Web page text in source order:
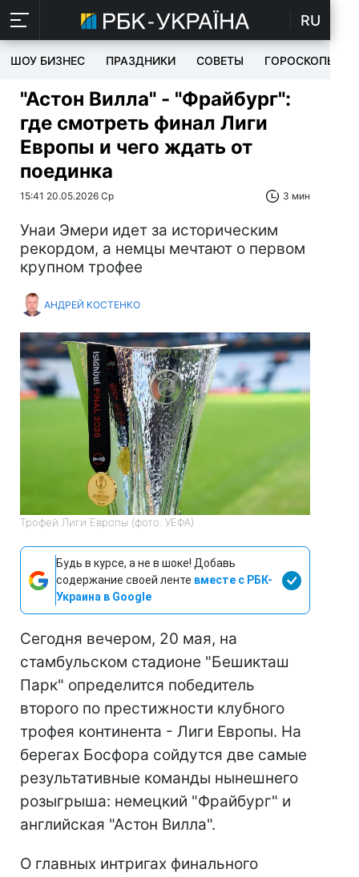
RU
ШОУ БИЗНЕС ПРАЗДНИКИ СОВЕТЫ ГОРОСКОПЫ
"Астон Вилла" - "Фрайбург":
где смотреть финал Лиги
Европы и чего ждать от
поединка
15:41 20.05.2026 Ср 3 мин
Унаи Эмери идет за историческим
рекордом, а немцы мечтают о первом
крупном трофее
АНДРЕЙ КОСТЕНКО
Трофей Лиги Европы (фото: УЕФА)
Будь в курсе, а не в шоке! Добавь
содержание своей ленте вместе с РБК-
Украина в Google
Сегодня вечером, 20 мая, на
стамбульском стадионе "Бешикташ
Парк" определится победитель
второго по престижности клубного
трофея континента - Лиги Европы. На
берегах Босфора сойдутся две самые
результативные команды нынешнего
розыгрыша: немецкий "Фрайбург" и
английская "Астон Вилла".
О главных интригах финального